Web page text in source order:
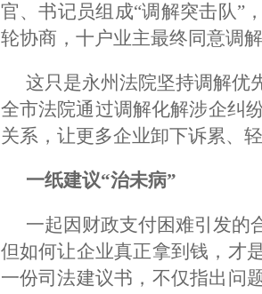
官、书记员组成“调解突击队”
轮协商，十户业主最终同意调
这只是永州法院坚持调解优
全市法院通过调解化解涉企纠
关系，让更多企业卸下诉累、
一纸建议“治未病”
一起因财政支付困难引发的
但如何让企业真正拿到钱，才
一份司法建议书，不仅指出问